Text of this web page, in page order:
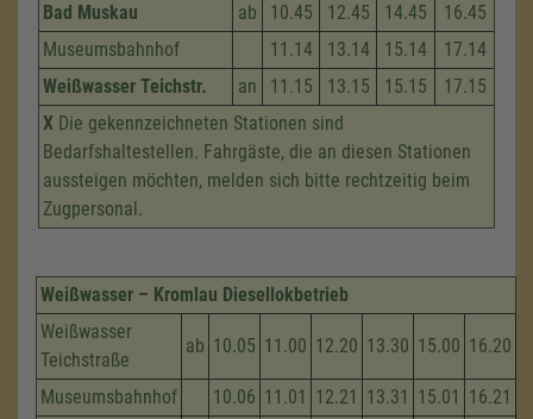
Bad Muskau
ab 10.45 12.45 14.45
16.45
Museumsbahnhof
11.14 13.14 15.14
17.14
Weißwasser Teichstr.
an 11.15 13.15 15.15
17.15
X Die gekennzeichneten Stationen sind
Bedarfshaltestellen. Fahrgäste, die an diesen Stationen
aussteigen möchten, melden sich bitte rechtzeitig beim
Zugpersonal.
Weißwasser – Kromlau Diesellokbetrieb
Weißwasser
Teichstraße
ab 10.05 11.00 12.20 13.30 15.00 16.20
Museumsbahnhof 10.06 11.01 12.21 13.31 15.01 16.21